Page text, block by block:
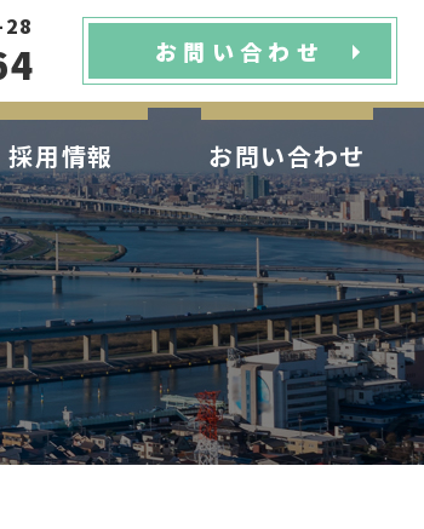
28
お問い合わせ
採用情報 お問い合わせ